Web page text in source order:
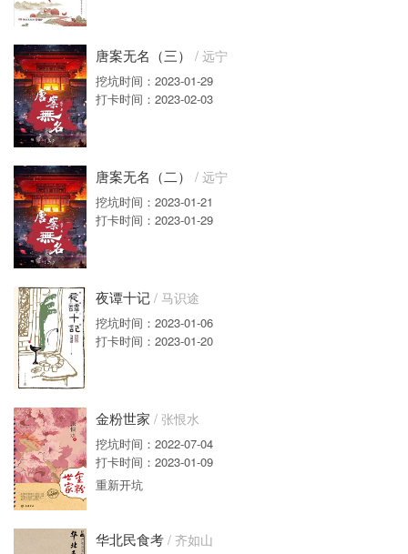
唐案无名（三） / 远宁
挖坑时间：2023-01-29
打卡时间：2023-02-03
唐案无名（二） / 远宁
挖坑时间：2023-01-21
打卡时间：2023-01-29
夜谭十记 / 马识途
挖坑时间：2023-01-06
打卡时间：2023-01-20
金粉世家 / 张恨水
挖坑时间：2022-07-04
打卡时间：2023-01-09
重新开坑
华北民食考 / 齐如山